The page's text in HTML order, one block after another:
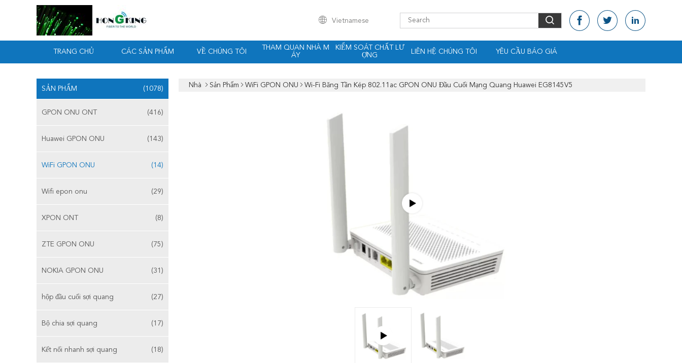
Vietnamese
TRANG CHỦ CÁC SẢN PHẨM VỀ CHÚNG TÔI
THAM QUAN NHÀ M
ÁY
KIỂM SOÁT CHẤT LƯ
ỢNG
LIÊN HỆ CHÚNG TÔI YÊU CẦU BÁO GIÁ
SẢN PHẨM (1078)
GPON ONU ONT (416)
Huawei GPON ONU (143)
WiFi GPON ONU (14)
Wifi epon onu (29)
XPON ONT (8)
ZTE GPON ONU (75)
NOKIA GPON ONU (31)
hộp đầu cuối sợi quang (27)
Bộ chia sợi quang (17)
Kết nối nhanh sợi quang (18)
Nhà Sản Phẩm WiFi GPON ONU Wi-Fi Băng Tần Kép 802.11ac GPON ONU Đầu Cuối Mạng Quang Huawei EG8145V5